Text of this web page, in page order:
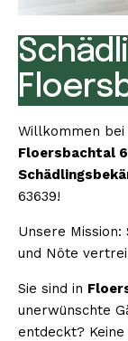
Willkommen bei
Floersbachtal
63639!
Unsere
und Nöte
Sie sind in
unerwünschte
entdeckt?